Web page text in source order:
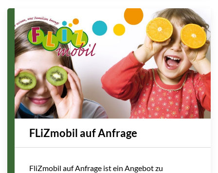
FLiZmobil auf Anfrage
FliZmobil auf Anfrage ist ein Angebot zu